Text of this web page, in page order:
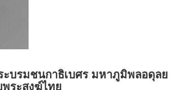
ะบรมชนกาธิเบศร มหาภูมิพลอดุลย
ระสงฆ์ไทย